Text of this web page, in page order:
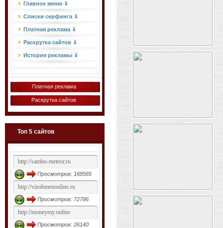
Главное меню ⇓
Списки серфинга ⇓
Платная реклама ⇓
Раскрутка сайтов ⇓
История рекламы ⇓
Платная реклама
Раскрутка сайтов
Топ 5 сайтов
Просмотров: 168565
Просмотров: 72786
Просмотров: 26140